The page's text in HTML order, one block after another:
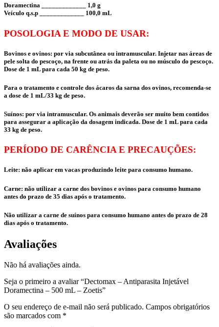
Doramectina _____________ 1,0 g
Veículo q.s.p _____________ 100,0 mL
POSOLOGIA E MODO DE USAR:
Bovinos e ovinos: por via subcutânea ou intramuscular. Injetar nas áreas de
pele solta do pescoço, na frente ou atrás da paleta ou no músculo do pescoço.
Dose de 1 mL para cada 50 kg de peso.
Para o tratamento e controle dos ácaros da sarna dos ovinos, recomenda-se
a dose de 1 mL/33 kg de peso.
Suínos: por via intramuscular. Os animais deverão ser muito bem contidos
para assegurar a aplicação da dosagem indicada. Dose de 1 mL para cada
33 kg de peso.
PERÍODO DE CARÊNCIA E PRECAUÇÕES:
Leite: não aplicar em vacas produzindo leite para consumo humano.
Carne: não utilizar a carne dos bovinos e ovinos para consumo humano
antes do prazo de 35 dias após o tratamento.
Não utilizar a carne de suínos para consumo humano antes do prazo de 28
dias após o tratamento.
Avaliações
Não há avaliações ainda.
Seja o primeiro a avaliar “Dectomax – Antiparasita Injetável
Doramectina – 500 mL – Zoetis”
O seu endereço de e-mail não será publicado. Campos obrigatórios
são marcados com *